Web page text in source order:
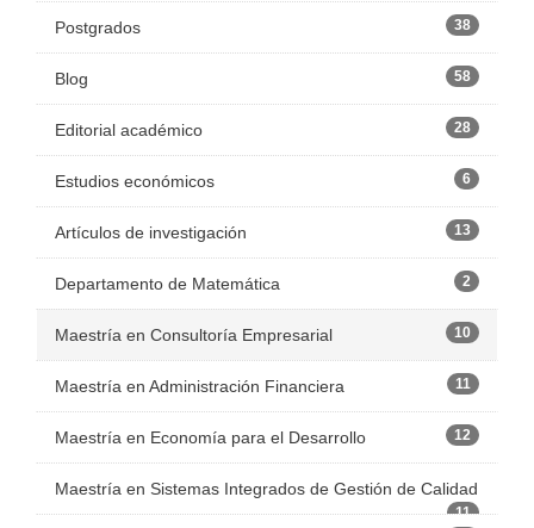
Postgrados 38
Blog 58
Editorial académico 28
Estudios económicos 6
Artículos de investigación 13
Departamento de Matemática 2
Maestría en Consultoría Empresarial 10
Maestría en Administración Financiera 11
Maestría en Economía para el Desarrollo 12
Maestría en Sistemas Integrados de Gestión de Calidad
11